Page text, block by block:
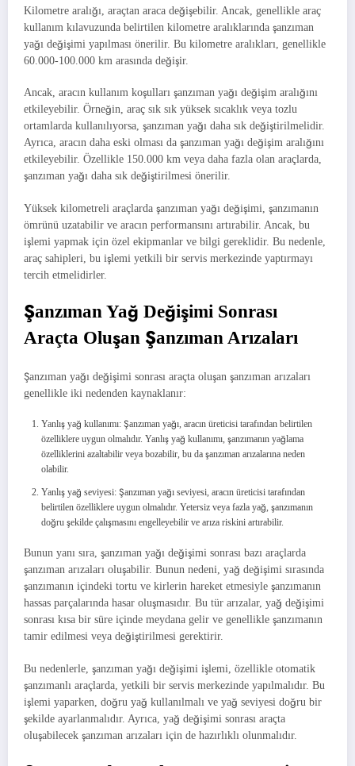
Kilometre aralığı, araçtan araca değişebilir. Ancak, genellikle araç
kullanım kılavuzunda belirtilen kilometre aralıklarında şanzıman
yağı değişimi yapılması önerilir. Bu kilometre aralıkları, genellikle
60.000-100.000 km arasında değişir.
Ancak, aracın kullanım koşulları şanzıman yağı değişim aralığını
etkileyebilir. Örneğin, araç sık sık yüksek sıcaklık veya tozlu
ortamlarda kullanılıyorsa, şanzıman yağı daha sık değiştirilmelidir.
Ayrıca, aracın daha eski olması da şanzıman yağı değişim aralığını
etkileyebilir. Özellikle 150.000 km veya daha fazla olan araçlarda,
şanzıman yağı daha sık değiştirilmesi önerilir.
Yüksek kilometreli araçlarda şanzıman yağı değişimi, şanzımanın
ömrünü uzatabilir ve aracın performansını artırabilir. Ancak, bu
işlemi yapmak için özel ekipmanlar ve bilgi gereklidir. Bu nedenle,
araç sahipleri, bu işlemi yetkili bir servis merkezinde yaptırmayı
tercih etmelidirler.
Şanzıman Yağ Değişimi Sonrası
Araçta Oluşan Şanzıman Arızaları
Şanzıman yağı değişimi sonrası araçta oluşan şanzıman arızaları
genellikle iki nedenden kaynaklanır:
Yanlış yağ kullanımı: Şanzıman yağı, aracın üreticisi tarafından belirtilen
özelliklere uygun olmalıdır. Yanlış yağ kullanımı, şanzımanın yağlama
özelliklerini azaltabilir veya bozabilir, bu da şanzıman arızalarına neden
olabilir.
Yanlış yağ seviyesi: Şanzıman yağı seviyesi, aracın üreticisi tarafından
belirtilen özelliklere uygun olmalıdır. Yetersiz veya fazla yağ, şanzımanın
doğru şekilde çalışmasını engelleyebilir ve arıza riskini artırabilir.
Bunun yanı sıra, şanzıman yağı değişimi sonrası bazı araçlarda
şanzıman arızaları oluşabilir. Bunun nedeni, yağ değişimi sırasında
şanzımanın içindeki tortu ve kirlerin hareket etmesiyle şanzımanın
hassas parçalarında hasar oluşmasıdır. Bu tür arızalar, yağ değişimi
sonrası kısa bir süre içinde meydana gelir ve genellikle şanzımanın
tamir edilmesi veya değiştirilmesi gerektirir.
Bu nedenlerle, şanzıman yağı değişimi işlemi, özellikle otomatik
şanzımanlı araçlarda, yetkili bir servis merkezinde yapılmalıdır. Bu
işlemi yaparken, doğru yağ kullanılmalı ve yağ seviyesi doğru bir
şekilde ayarlanmalıdır. Ayrıca, yağ değişimi sonrası araçta
oluşabilecek şanzıman arızaları için de hazırlıklı olunmalıdır.